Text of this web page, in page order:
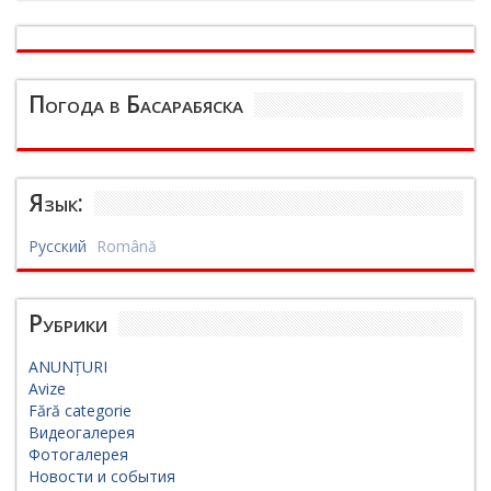
Погода в Басарабяска
Язык:
Русский Română
Рубрики
ANUNȚURI
Avize
Fără categorie
Видеогалерея
Фотогалерея
Новости и события